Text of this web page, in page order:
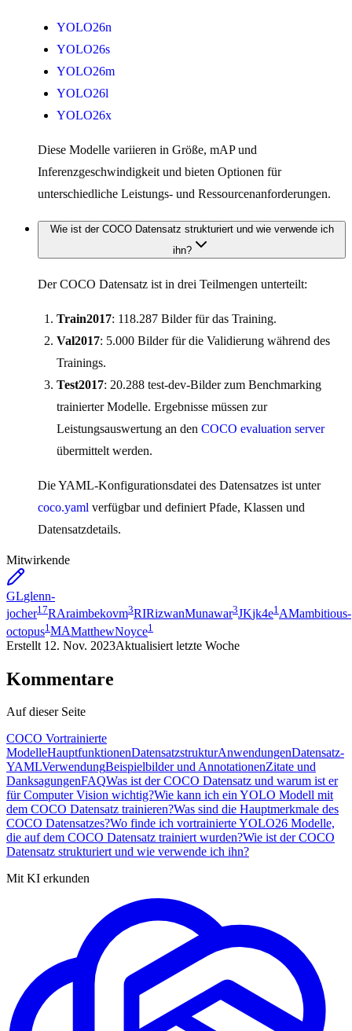
YOLO26n
YOLO26s
YOLO26m
YOLO26l
YOLO26x
Diese Modelle variieren in Größe, mAP und
Inferenzgeschwindigkeit und bieten Optionen für
unterschiedliche Leistungs- und Ressourcenanforderungen.
Wie ist der COCO Datensatz strukturiert und wie verwende ich
ihn?
Der COCO Datensatz ist in drei Teilmengen unterteilt:
Train2017: 118.287 Bilder für das Training.
Val2017: 5.000 Bilder für die Validierung während des
Trainings.
Test2017: 20.288 test-dev-Bilder zum Benchmarking
trainierter Modelle. Ergebnisse müssen zur
Leistungsauswertung an den COCO evaluation server
übermittelt werden.
Die YAML-Konfigurationsdatei des Datensatzes ist unter
coco.yaml verfügbar und definiert Pfade, Klassen und
Datensatzdetails.
Mitwirkende
GLglenn-
jocher17RAraimbekovm3RIRizwanMunawar3JKjk4e1AMambitious-
octopus1 MAMatthewNoyce1
Erstellt 12. Nov. 2023Aktualisiert letzte Woche
Kommentare
Auf dieser Seite
COCO Vortrainierte
ModelleHauptfunktionenDatensatzstrukturAnwendungenDatensatz-
YAMLVerwendungBeispielbilder und AnnotationenZitate und
DanksagungenFAQWas ist der COCO Datensatz und warum ist er
für Computer Vision wichtig?Wie kann ich ein YOLO Modell mit
dem COCO Datensatz trainieren?Was sind die Hauptmerkmale des
COCO Datensatzes?Wo finde ich vortrainierte YOLO26 Modelle,
die auf dem COCO Datensatz trainiert wurden?Wie ist der COCO
Datensatz strukturiert und wie verwende ich ihn?
Mit KI erkunden